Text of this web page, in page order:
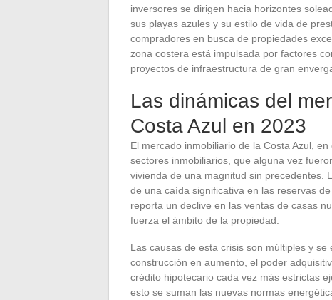
inversores se dirigen hacia horizontes
sus playas azules y su estilo de vida de
compradores en busca de propiedades
zona costera está impulsada por factores
proyectos de infraestructura de gran
Las dinámicas del
Costa Azul en 2023
El mercado inmobiliario de la Costa Azul,
sectores inmobiliarios, que alguna vez
vivienda de una magnitud sin precedentes.
de una caída significativa en las reservas
reporta un declive en las ventas de casas
fuerza el ámbito de la propiedad.
Las causas de esta crisis son múltiples y
construcción en aumento, el poder
crédito hipotecario cada vez más estrictas
esto se suman las nuevas normas